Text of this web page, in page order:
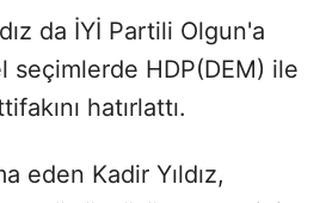
da İYİ Partili Olgun'a
seçimlerde HDP(DEM) ile
hatırlattı.
eden Kadir Yıldız,